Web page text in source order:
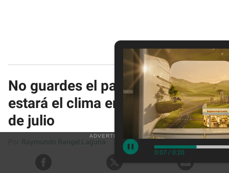
0:09 / 0:20
No guardes el paraguas: así
estará el clima en CDMX hoy 29
de julio
Raymundo Rangel Laguna Jul 29, 2026